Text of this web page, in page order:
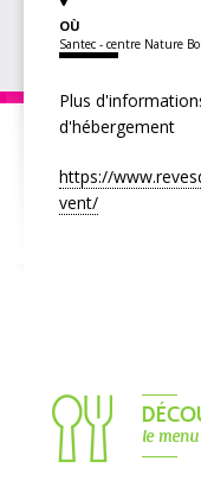
OÙ
Santec - centre Nature
Plus
d'hébergement
https://
vent/
le